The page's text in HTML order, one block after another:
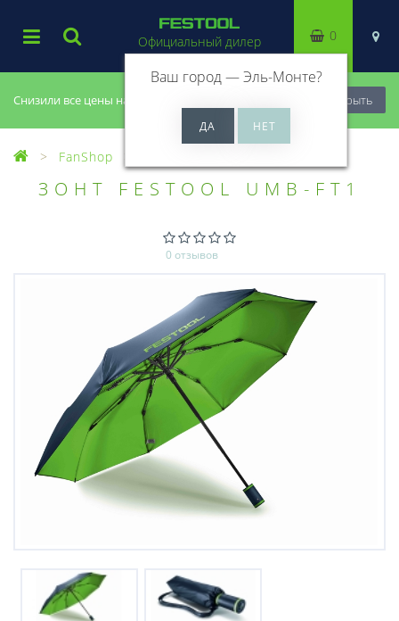
Снизили все цены на 20%, успей купить! Закрыть
Официальный дилер
Ваш город —Эль-Монте?
0
FanShop
ЗОНТ FESTOOL UMB-FT1
0 отзывов